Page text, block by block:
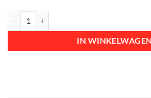
IN WINKELWAGEN